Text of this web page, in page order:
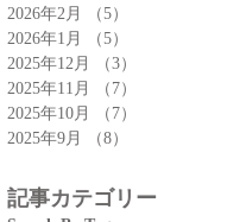
2026年2月
（5）
2026年1月
（5）
2025年12月
（3）
2025年11月
（7）
2025年10月
（7）
2025年9月
（8）
記事カテゴリー